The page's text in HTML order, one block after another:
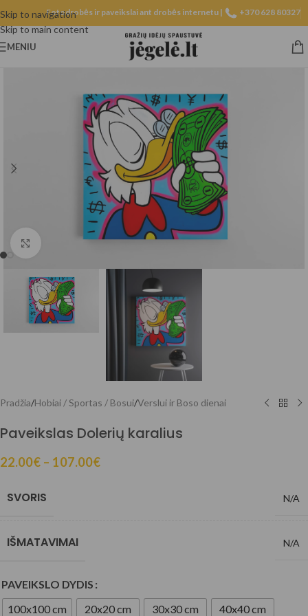
Skip to navigation
Skip to main content
Fotodrobės ir paveikslai ant drobės internetu | +370 628 80327
MENIU
Spustelėkite, norėdami padidinti
Pradžia/Hobiai / Sportas / Bosui/Verslui ir Boso dienai
Paveikslas Dolerių karalius
22.00€ – 107.00€
SVORIS N/A
IŠMATAVIMAI N/A
PAVEIKSLO DYDIS
100x100 cm
20x20 cm 30x30 cm
40x40 cm